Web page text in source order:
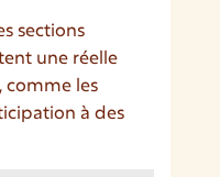
sections
une réelle
comme les
à des